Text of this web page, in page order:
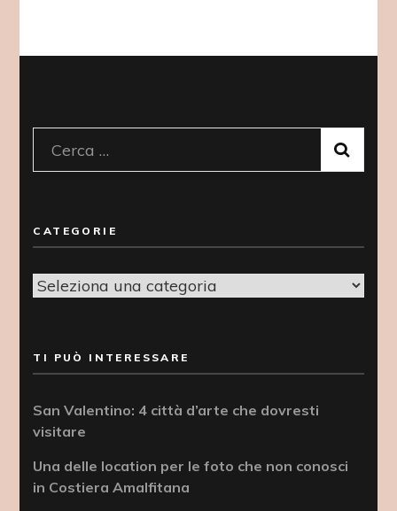
Ricerca
per:
CATEGORIE
Categorie
TI PUÒ INTERESSARE
San Valentino: 4 città d’arte che dovresti
visitare
Una delle location per le foto che non conosci
in Costiera Amalfitana